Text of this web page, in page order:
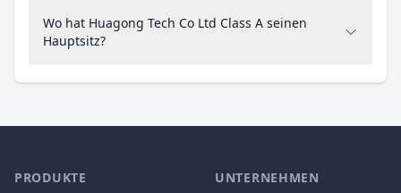
Wo hat Huagong Tech Co Ltd Class A seinen
Hauptsitz?
PRODUKTE UNTERNEHMEN